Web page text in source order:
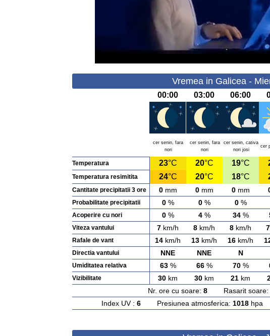
Vremea in Galicea -
00:00 03:00 06:00
cer senin, fara
nori
cer senin, fara
nori
cer senin, cativa
nori josi
cer
Temperatura 23°C 20°C 19°C
Temperatura resimitita 24°C 20°C 18°C
Cantitate precipitatii 3 ore 0mm 0mm 0mm
Probabilitate precipitatii 0% 0% 0%
Acoperire cu nori 0% 4% 34%
Viteza vantului 7 km/h 8 km/h 8 km/h 7
Rafale de vant 14 km/h 13 km/h 16 km/h
Directia vantului NNE NNE N
Umiditatea relativa 63% 66% 70%
Vizibilitate 30 km 30 km 21 km
Nr. ore cu soare: 8 Rasarit soare:
Index UV : 6 Presiunea atmosferica: 1018 hpa